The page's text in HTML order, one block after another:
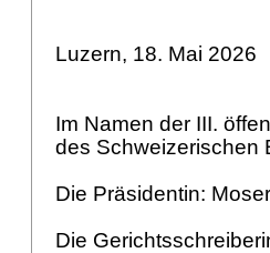
Luzern, 18. Mai 2026
Im Namen der III.
des Schweizerischen
Die Präsidentin:
Die